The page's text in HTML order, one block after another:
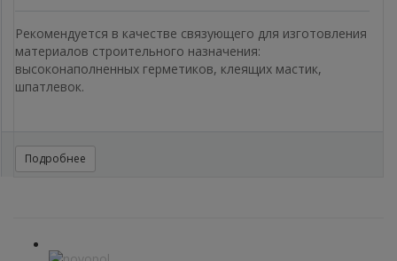
Рекомендуется в качестве связующего для изготовления
материалов строительного назначения:
высоконаполненных герметиков, клеящих мастик,
шпатлевок.
Подробнее